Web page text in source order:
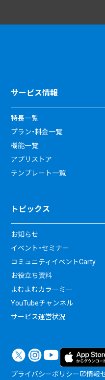
サービス情報
特長一覧
プラン・料金一覧
機能一覧
アプリストア
テンプレート一覧
トピックス
お知らせ
イベント・セミナー
コミュニティイベントCarty
お役立ち資料
よむよむカラーミー
YouTubeチャンネル
サービス運営状況
プライバシーポリシー 情報